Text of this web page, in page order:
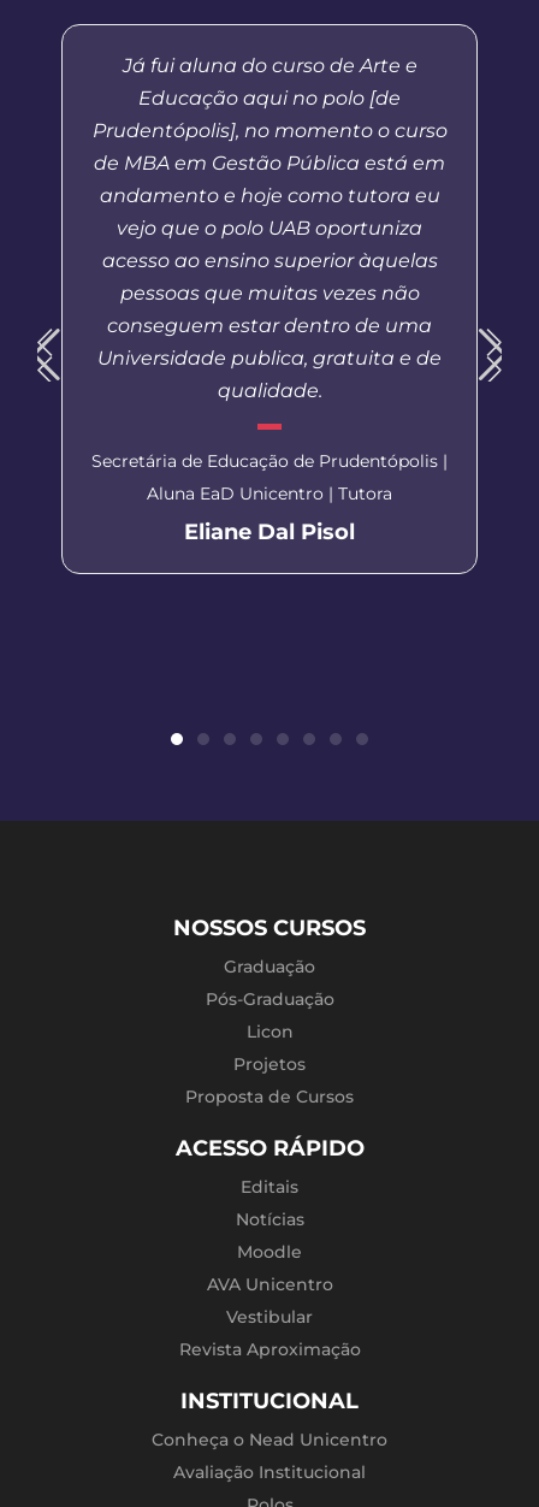
Já fui aluna do curso de Arte e
Educação aqui no polo [de
Prudentópolis], no momento o curso
de MBA em Gestão Pública está em
andamento e hoje como tutora eu
vejo que o polo UAB oportuniza
acesso ao ensino superior àquelas
pessoas que muitas vezes não
conseguem estar dentro de uma
Universidade publica, gratuita e de
qualidade.
Secretária de Educação de Prudentópolis |
Aluna EaD Unicentro | Tutora
Eliane Dal Pisol
NOSSOS CURSOS
Graduação
Pós-Graduação
Licon
Projetos
Proposta de Cursos
ACESSO RÁPIDO
Editais
Notícias
Moodle
AVA Unicentro
Vestibular
Revista Aproximação
INSTITUCIONAL
Conheça o Nead Unicentro
Avaliação Institucional